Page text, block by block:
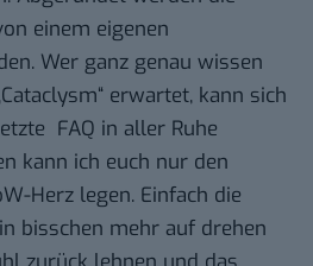
einem eigenen
Wer ganz genau wissen
erwartet, kann sich
FAQ in aller Ruhe
kann ich euch nur den
Herz legen. Einfach die
bisschen mehr auf drehen